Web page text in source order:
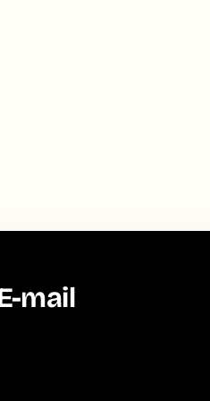
mail